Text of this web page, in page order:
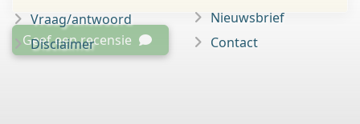
Geef een recensie
Vraag/antwoord
Disclaimer
Nieuwsbrief
Contact